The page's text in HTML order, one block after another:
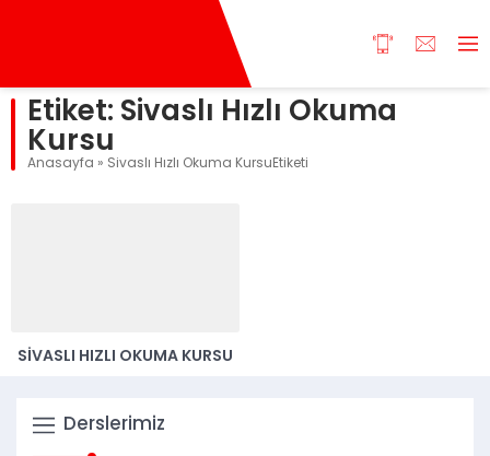
Etiket: Sivaslı Hızlı Okuma
Kursu
Anasayfa » Sivaslı Hızlı Okuma KursuEtiketi
SIVASLI HIZLI OKUMA KURSU
Derslerimiz